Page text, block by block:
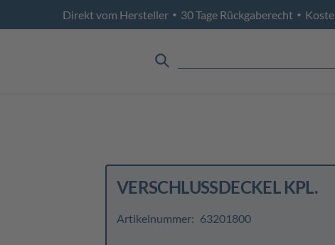
Direkt vom Hersteller • 30 Tage Rückgaberecht •
VERSCHLUSSDECKEL KPL.
Artikelnummer: 63201800